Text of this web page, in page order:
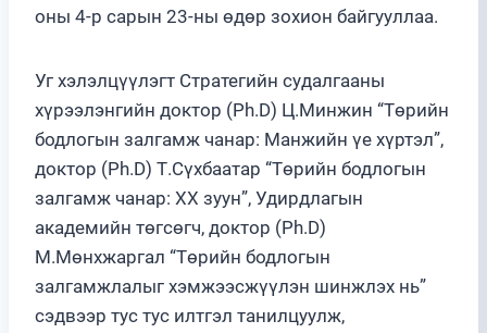
оны 4-р сарын 23-ны өдөр зохион байгууллаа.
Уг хэлэлцүүлэгт Стратегийн судалгааны
хүрээлэнгийн доктор (Ph.D) Ц.Минжин “Төрийн
бодлогын залгамж чанар: Манжийн үе хүртэл”,
доктор (Ph.D) Т.Сүхбаатар “Төрийн бодлогын
залгамж чанар: ХХ зуун”, Удирдлагын
академийн төгсөгч, доктор (Ph.D)
М.Мөнхжаргал “Төрийн бодлогын
залгамжлалыг хэмжээсжүүлэн шинжлэх нь”
сэдвээр тус тус илтгэл танилцуулж,